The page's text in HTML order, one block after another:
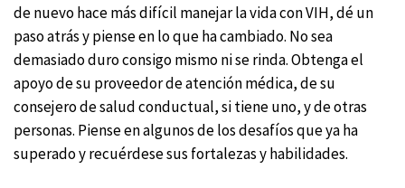
de nuevo hace más difícil manejar la vida con VIH, dé un
paso atrás y piense en lo que ha cambiado. No sea
demasiado duro consigo mismo ni se rinda. Obtenga el
apoyo de su proveedor de atención médica, de su
consejero de salud conductual, si tiene uno, y de otras
personas. Piense en algunos de los desafíos que ya ha
superado y recuérdese sus fortalezas y habilidades.